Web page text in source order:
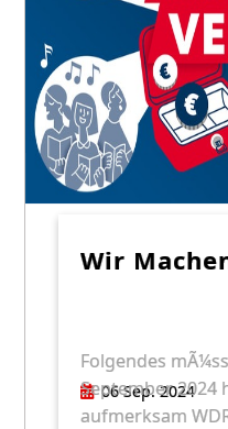
Wir
06 Sep. 2024
Folgendes
September 2024
aufmerksam